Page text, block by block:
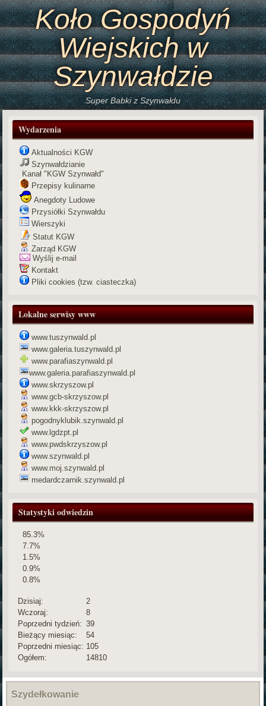
Koło Gospodyń
Wiejskich w
Szynwałdzie
Super Babki z Szynwałdu
Wydarzenia
Aktualności KGW
Szynwałdzianie
Kanał "KGW Szynwałd"
Przepisy kulinarne
Anegdoty Ludowe
Przysiółki Szynwałdu
Wierszyki
Statut KGW
Zarząd KGW
Wyślij e-mail
Kontakt
Pliki cookies (tzw. ciasteczka)
Lokalne serwisy www
www.tuszynwald.pl
www.galeria.tuszynwald.pl
www.parafiaszynwald.pl
www.galeria.parafiaszynwald.pl
www.skrzyszow.pl
www.gcb-skrzyszow.pl
www.kkk-skrzyszow.pl
pogodnyklubik.szynwald.pl
www.lgdzpt.pl
www.pwdskrzyszow.pl
www.szynwald.pl
www.moj.szynwald.pl
medardczarnik.szynwald.pl
Statystyki odwiedzin
85.3%
7.7%
1.5%
0.9%
0.8%
Dzisiaj:
2
Wczoraj:
8
Poprzedni tydzień: 39
Bieżący miesiąc:
54
Poprzedni miesiąc: 105
Ogółem:
14810
Szydełkowanie